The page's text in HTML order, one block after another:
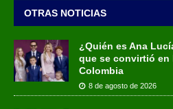
OTRAS NOTICIAS
¿Quién es Ana
que se convirtió en
Colombia
8 de agosto de 2026